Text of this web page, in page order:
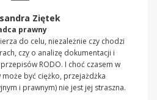
Ziętek
prawny
do celu, niezależnie czy chodzi
czy o analizę dokumentacji i
RODO. I choć czasem w
być ciężko, przejażdżka
i prawnym) nie jest jej straszna.